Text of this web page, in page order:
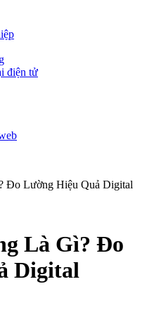
điện tử
Đo Lường Hiệu Quả Digital
Là Gì? Đo
Digital